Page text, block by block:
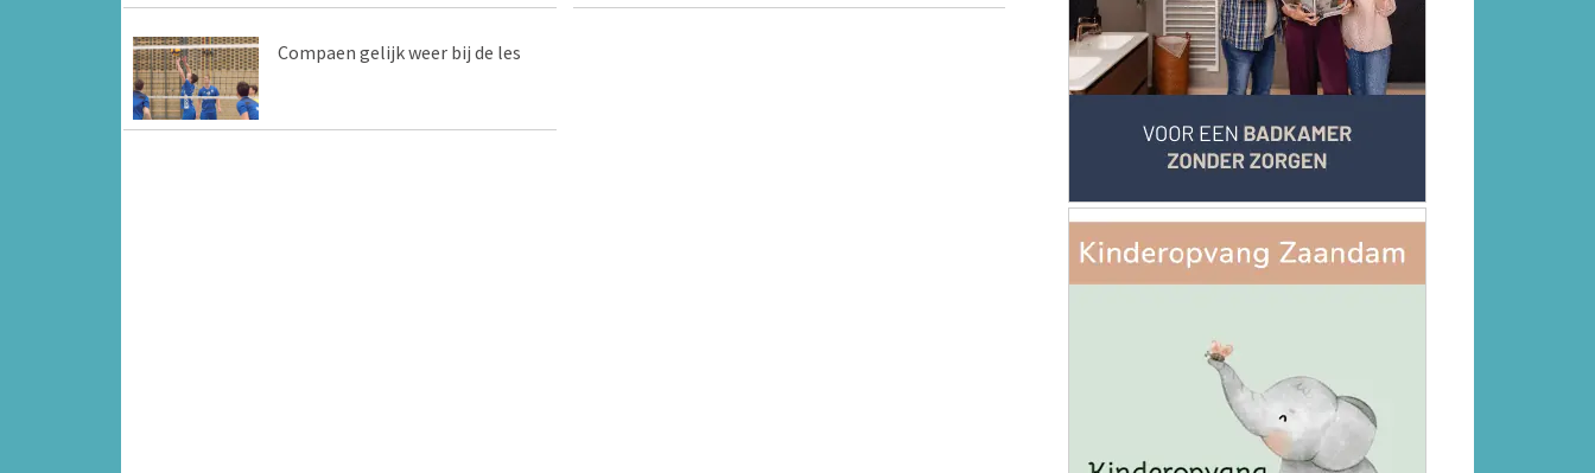
Compaen gelijk weer bij de les